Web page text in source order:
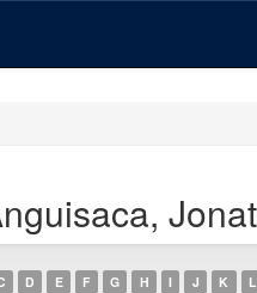
D E F G H I J K L